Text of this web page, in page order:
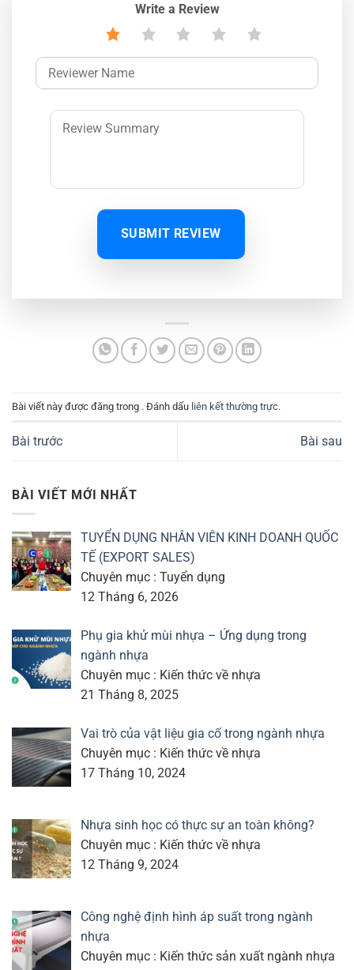
Write a Review
SUBMIT REVIEW
Bài viết này được đăng trong . Đánh dấu liên kết thường trực.
Bài trước Bài sau
BÀI VIẾT MỚI NHẤT
TUYỂN DỤNG NHÂN VIÊN KINH DOANH QUỐC
TẾ (EXPORT SALES)
Chuyên mục : Tuyển dụng
12 Tháng 6, 2026
Phụ gia khử mùi nhựa – Ứng dụng trong
ngành nhựa
Chuyên mục : Kiến thức về nhựa
21 Tháng 8, 2025
Vai trò của vật liệu gia cố trong ngành nhựa
Chuyên mục : Kiến thức về nhựa
17 Tháng 10, 2024
Nhựa sinh học có thực sự an toàn không?
Chuyên mục : Kiến thức về nhựa
12 Tháng 9, 2024
Công nghệ định hình áp suất trong ngành
nhựa
Chuyên mục : Kiến thức sản xuất ngành nhựa